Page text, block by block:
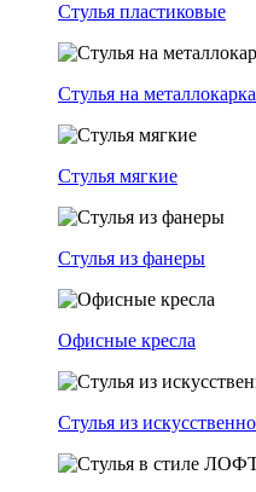
Стулья пластиковые
Стулья на
Стулья мягкие
Стулья из фанеры
Офисные кресла
Стулья из